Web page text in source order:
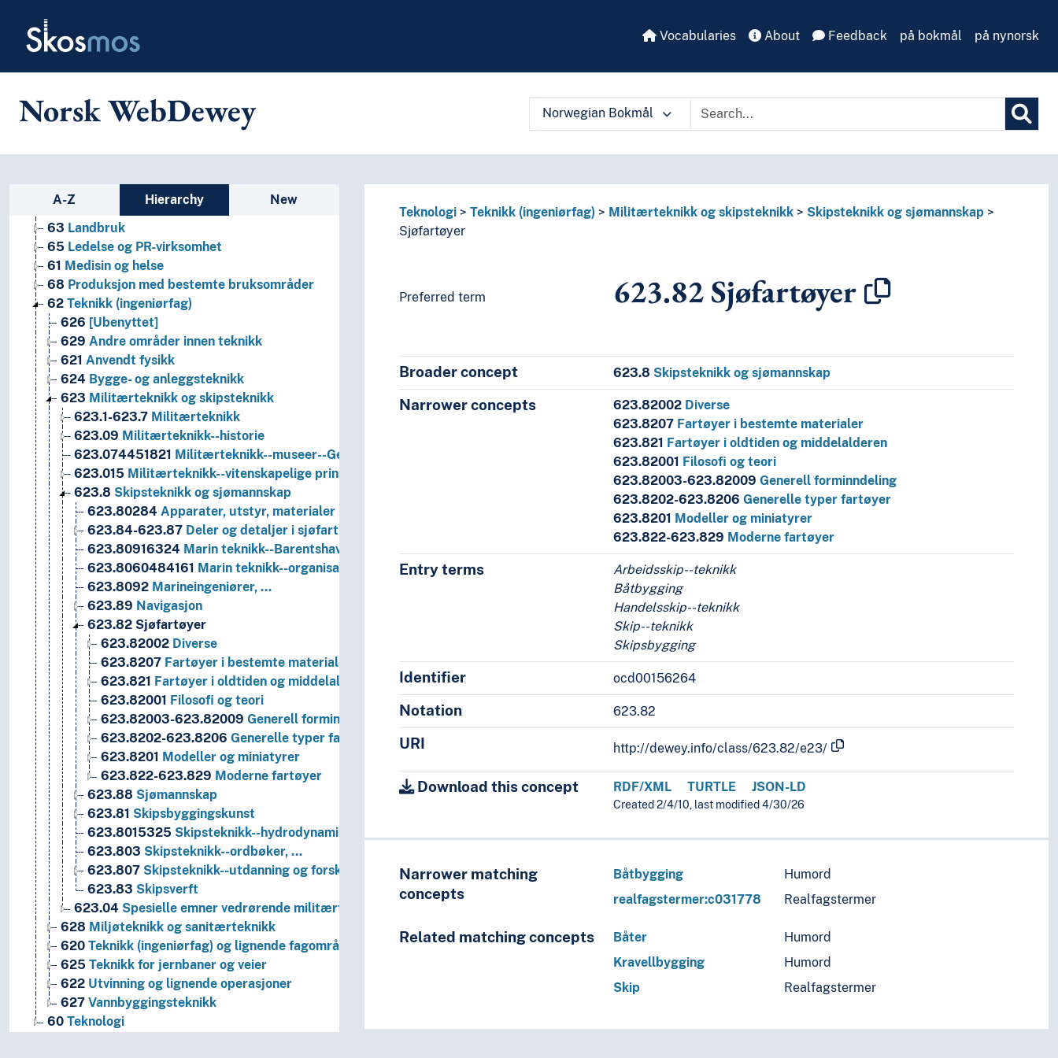
Skosmos Vocabularies About Feedback på bokmål på nynorsk
Norsk WebDewey Norwegian Bokmål
Sidebar listing: list and traverse vocabulary contents by a criterion
A-Z Hierarchy New
Kunst og fritid
8 Litteratur
2Religion
Samfunnsvitenskap
4Språk
69Byggevirksomhet
Industriell produksjon
63 Landbruk
65 Ledelse og PR-virksomhet
61 Medisin og helse
68 Produksjon med bestemte bruksområder
62 Teknikk (ingeniørfag)
626 [Ubenyttet]
629 Andre områder innen teknikk
621 Anvendt fysikk
624 Bygge- og anleggsteknikk
623 Militærteknikk og skipsteknikk
623.1-623.7 Militærteknikk
623.09 Militærteknikk--historie
623.074451821 Militærteknikk--museer--Genova (Italia)
623.015 Militærteknikk--vitenskapelige prinsipper
623.8 Skipsteknikk og sjømannskap
623.80284 Apparater, utstyr, materialer
623.84-623.87 Deler og detaljer i sjøfartøyer
623.80916324 Marin teknikk--Barentshavet
623.8060484161 Marin teknikk--organisasjoner--Trondheim (Trøndelag : kommune)
623.8092 Marineingeniører, …
623.89 Navigasjon
623.82 Sjøfartøyer
623.82002 Diverse
623.8207 Fartøyer i bestemte materialer
623.821 Fartøyer i oldtiden og middelalderen
623.82001 Filosofi og teori
623.82003-623.82009 Generell forminndeling
623.8202-623.8206 Generelle typer fartøyer
623.8201 Modeller og miniatyrer
623.822-623.829 Moderne fartøyer
623.88 Sjømannskap
623.81 Skipsbyggingskunst
623.8015325 Skipsteknikk--hydrodynamikk
623.803 Skipsteknikk--ordbøker, …
623.807 Skipsteknikk--utdanning og forskning, …
623.83 Skipsverft
623.04 Spesielle emner vedrørende militærteknikk
628 Miljøteknikk og sanitærteknikk
620 Teknikk (ingeniørfag) og lignende fagområder
625 Teknikk for jernbaner og veier
622 Utvinning og lignende operasjoner
627 Vannbyggingsteknikk
60 Teknologi
Teknologi Teknikk (ingeniørfag) Militærteknikk og skipsteknikk
Skipsteknikk og sjømannskap
Sjøfartøyer
Preferred term 623.82Sjøfartøyer
Broader concept 623.8 Skipsteknikk og sjømannskap
Narrower concepts 623.82002 Diverse
623.8207 Fartøyer i bestemte materialer
623.821 Fartøyer i oldtiden og middelalderen
623.82001 Filosofi og teori
623.82003-623.82009Generell forminndeling
623.8202-623.8206Generelle typer fartøyer
623.8201 Modeller og miniatyrer
623.822-623.829 Moderne fartøyer
Entry terms
Arbeidsskip--teknikk
Båtbygging
Handelsskip--teknikk
Skip--teknikk
Skipsbygging
Identifier ocd00156264
Notation 623.82
URI http://dewey.info/class/623.82/e23/
Download this concept RDF/XML TURTLE JSON-LD
Created 2/4/10, last modified 4/30/26
Narrower matching
concepts
Båtbygging
Humord
realfagstermer:c031778
Realfagstermer
Related matching concepts Båter
Humord
Kravellbygging
Humord
Skip
Realfagstermer